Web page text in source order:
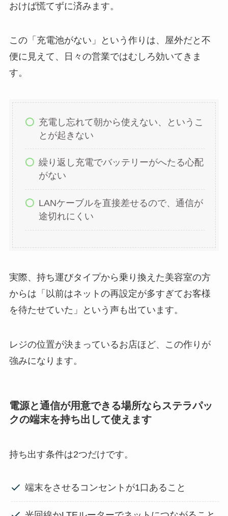
おけば慌てずに済みます。
この「充電池がない」という作りは、屋外だと不
便に見えて、日々の営業ではむしろ効いてきま
す。
充電し忘れて朝から使えない、というこ
とが起きない
繰り返し充電でバッテリーがへたる心配
がない
LANケーブルを直接差せるので、通信が
途切れにくい
実際、持ち運びタイプから乗り換えた美容室の方
からは「以前はネットの再設定が多すぎてお客様
を待たせていた」という声も出ています。
レジの位置が決まっているお店ほど、この作りが
強みになります。
電源と通信が用意できる場所ならステラパッ
クの端末を持ち出して使えます
持ち出す条件は2つだけです。
端末をさせるコンセントが1口あること